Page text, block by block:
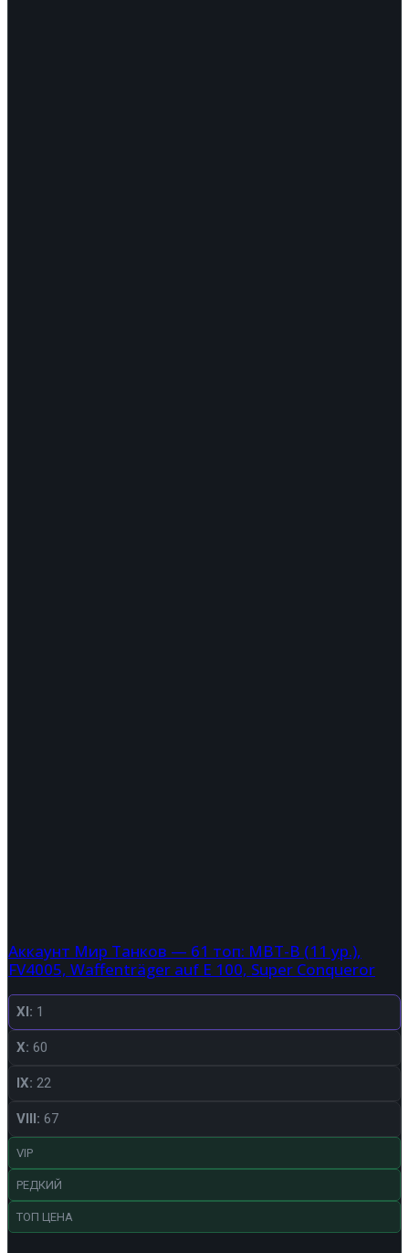
Аккаунт Мир Танков — 61 топ: MBT-B (11 ур.),
FV4005, Waffenträger auf E 100, Super Conqueror
XI: 1
X: 60
IX: 22
VIII: 67
VIP
РЕДКИЙ
ТОП ЦЕНА